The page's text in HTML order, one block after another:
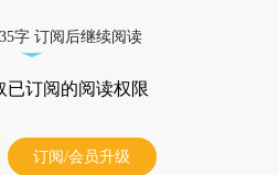
字 订阅后继续阅读
已订阅的阅读权限
订阅/会员升级